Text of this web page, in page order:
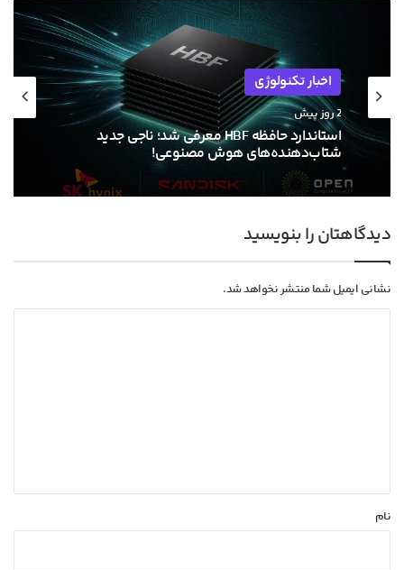
اخبار تکنولوژی
2 روز پیش
شتاب‌دهنده‌های هوش مصنوعی!
اخبار
4 روز پیش
موج عجیب گرانی کارت گرافیک‌های RTX 50 در بازار
آسیا؛ تا ۵۰ درصد افزایش قیمت!
دیدگاهتان را بنویسید
نشانی ایمیل شما منتشر نخواهد شد.
نام